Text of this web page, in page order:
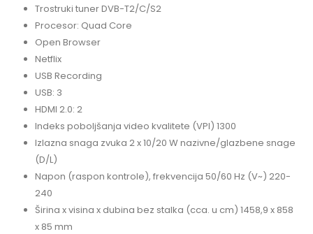
Trostruki tuner DVB-T2/C/S2
Procesor: Quad Core
Open Browser
Netflix
USB Recording
USB: 3
HDMI 2.0: 2
Indeks poboljšanja video kvalitete (VPI) 1300
Izlazna snaga zvuka 2 x 10/20 W nazivne/glazbene snage
(D/L)
Napon (raspon kontrole), frekvencija 50/60 Hz (V~) 220-
240
Širina x visina x dubina bez stalka (cca. u cm) 1458,9 x 858
x 85 mm